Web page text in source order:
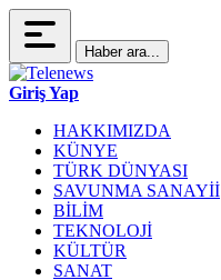
Haber ara...
Giriş Yap
HAKKIMIZDA
KÜNYE
TÜRK DÜNYASI
SAVUNMA SANAYİİ
BİLİM
TEKNOLOJİ
KÜLTÜR
SANAT